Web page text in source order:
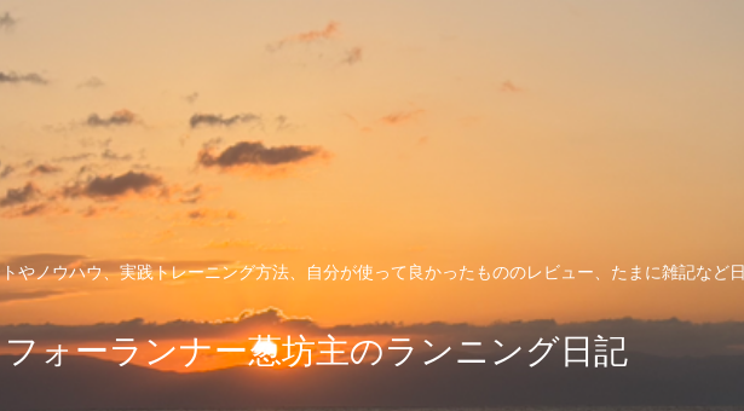
やノウハウ、実践トレーニング方法、自分が使って良かったもののレビュー、たまに雑記など
ォーランナー葱坊主のランニング日記